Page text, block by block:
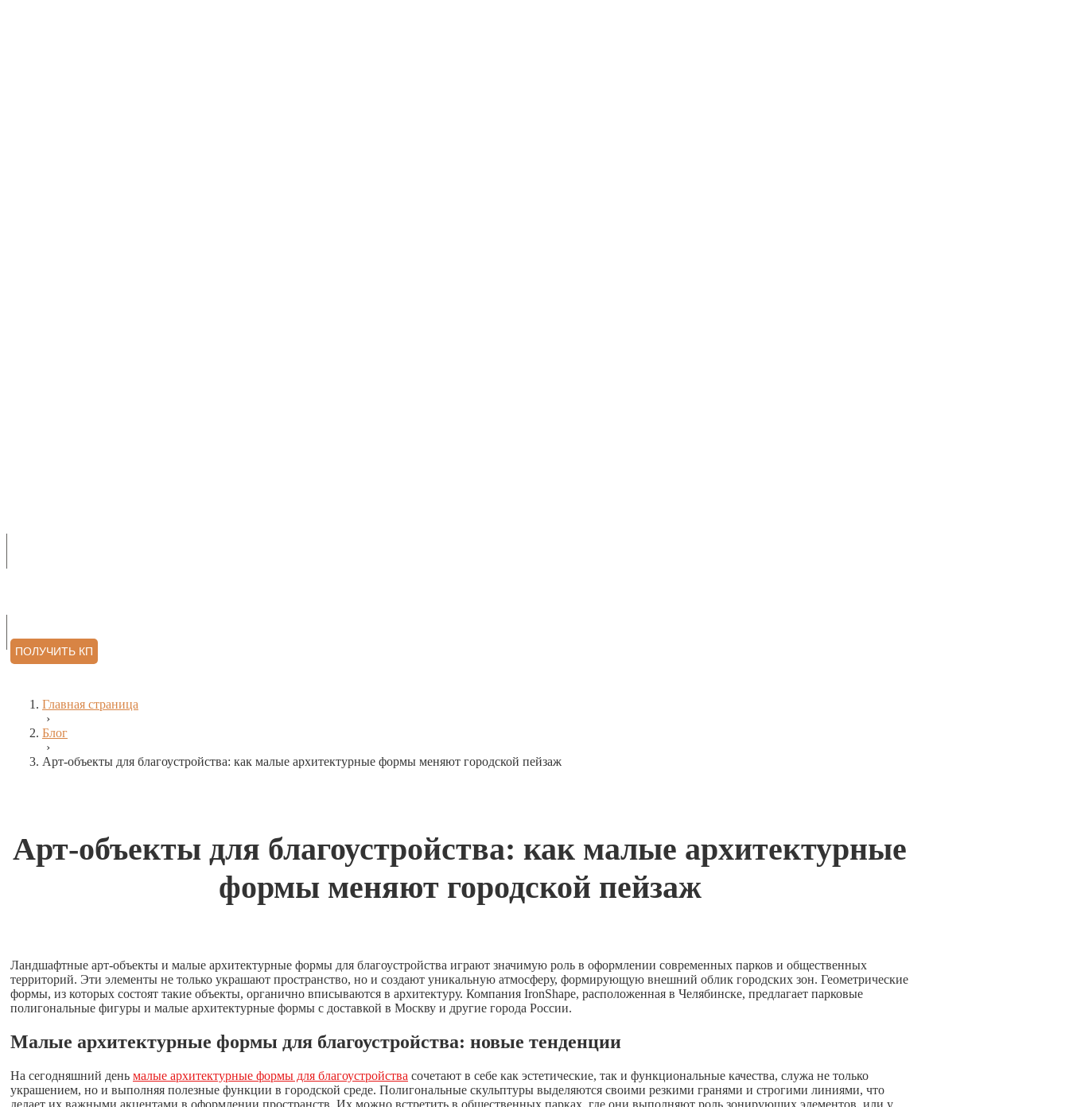
ПОЛУЧИТЬ КП
Главная страница
›
Блог
›
Арт-объекты для благоустройства: как малые архитектурные формы меняют городской пейзаж
Арт-объекты для благоустройства: как малые архитектурные
формы меняют городской пейзаж
Ландшафтные арт-объекты и малые архитектурные формы для благоустройства играют значимую роль в оформлении современных парков и общественных
территорий. Эти элементы не только украшают пространство, но и создают уникальную атмосферу, формирующую внешний облик городских зон. Геометрические
формы, из которых состоят такие объекты, органично вписываются в архитектуру. Компания IronShape, расположенная в Челябинске, предлагает парковые
полигональные фигуры и малые архитектурные формы с доставкой в Москву и другие города России.
Малые архитектурные формы для благоустройства: новые тенденции
На сегодняшний день малые архитектурные формы для благоустройства сочетают в себе как эстетические, так и функциональные качества, служа не только
украшением, но и выполняя полезные функции в городской среде. Полигональные скульптуры выделяются своими резкими гранями и строгими линиями, что
делает их важными акцентами в оформлении пространств. Их можно встретить в общественных парках, где они выполняют роль зонирующих элементов, или у